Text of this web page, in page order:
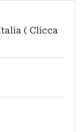
( Clicca